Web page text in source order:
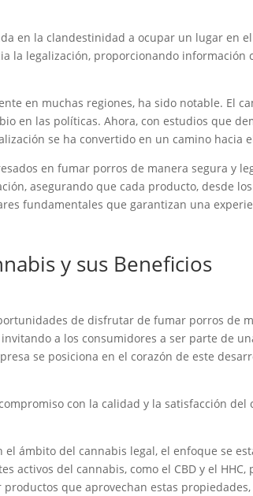
en la clandestinidad a ocupar un lugar en
la legalización, proporcionando
en muchas regiones, ha sido notable. El
en las políticas. Ahora, con estudios que
se ha convertido en un camino hacia
en fumar porros de manera segura y
asegurando que cada producto, desde
fundamentales que garantizan una
y sus Beneficios
de disfrutar de fumar porros de
a los consumidores a ser parte de
se posiciona en el corazón de este
con la calidad y la satisfacción
ámbito del cannabis legal, el enfoque se
activos del cannabis, como el CBD y el
que aprovechan estas